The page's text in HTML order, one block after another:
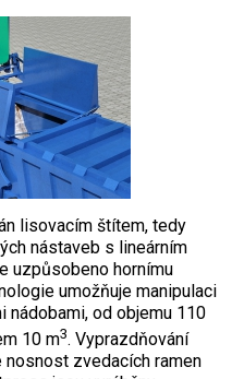
lisovacím štítem, tedy
nástaveb s lineárním
uzpůsobeno hornímu
umožňuje manipulaci
nádobami, od objemu 110
10 m3. Vyprazdňování
zvedacích ramen